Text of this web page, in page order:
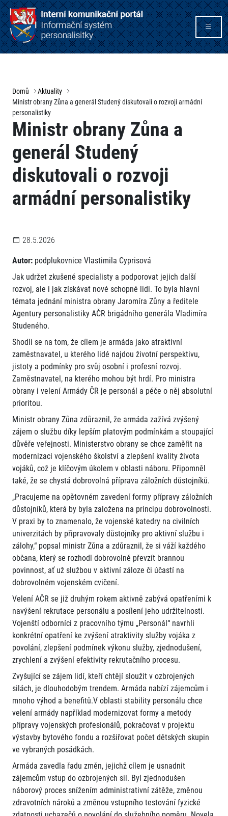
Domů
Aktuality
Ministr obrany Zůna a generál Studený diskutovali o rozvoji armádní
personalistiky
Ministr obrany Zůna a
generál Studený
diskutovali o rozvoji
armádní personalistiky
28.5.2026
Autor: podplukovnice Vlastimila Cyprisová
Jak udržet zkušené specialisty a podporovat jejich další
rozvoj, ale i jak získávat nové schopné lidi. To byla hlavní
témata jednání ministra obrany Jaromíra Zůny a ředitele
Agentury personalistiky AČR brigádního generála Vladimíra
Studeného.
Shodli se na tom, že cílem je armáda jako atraktivní
zaměstnavatel, u kterého lidé najdou životní perspektivu,
jistoty a podmínky pro svůj osobní i profesní rozvoj.
Zaměstnavatel, na kterého mohou být hrdí. Pro ministra
obrany i velení Armády ČR je personál a péče o něj absolutní
prioritou.
Ministr obrany Zůna zdůraznil, že armáda zažívá zvýšený
zájem o službu díky lepším platovým podmínkám a stoupající
důvěře veřejnosti. Ministerstvo obrany se chce zaměřit na
modernizaci vojenského školství a zlepšení kvality života
vojáků, což je klíčovým úkolem v oblasti náboru. Připomněl
také, že se chystá dobrovolná příprava záložních důstojníků.
„Pracujeme na opětovném zavedení formy přípravy záložních
důstojníků, která by byla založena na principu dobrovolnosti.
V praxi by to znamenalo, že vojenské katedry na civilních
univerzitách by připravovaly důstojníky pro aktivní službu i
zálohy,“ popsal ministr Zůna a zdůraznil, že si váží každého
občana, který se rozhodl dobrovolně převzít brannou
povinnost, ať už službou v aktivní záloze či účastí na
dobrovolném vojenském cvičení.
Velení AČR se již druhým rokem aktivně zabývá opatřeními k
navýšení rekrutace personálu a posílení jeho udržitelnosti.
Vojenští odborníci z pracovního týmu „Personál“ navrhli
konkrétní opatření ke zvýšení atraktivity služby vojáka z
povolání, zlepšení podmínek výkonu služby, zjednodušení,
zrychlení a zvýšení efektivity rekrutačního procesu.
Zvyšující se zájem lidí, kteří chtějí sloužit v ozbrojených
silách, je dlouhodobým trendem. Armáda nabízí zájemcům i
mnoho výhod a benefitů.V oblasti stability personálu chce
velení armády například modernizovat formy a metody
přípravy vojenských profesionálů, pokračovat v projektu
výstavby bytového fondu a rozšiřovat počet dětských skupin
ve vybraných posádkách.
Armáda zavedla řadu změn, jejichž cílem je usnadnit
zájemcům vstup do ozbrojených sil. Byl zjednodušen
náborový proces snížením administrativní zátěže, změnou
zdravotních nároků a změnou vstupního testování fyzické